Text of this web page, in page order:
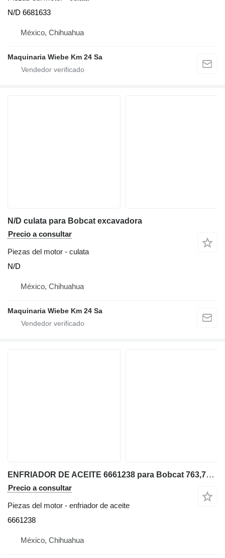
N/D 6681633
México, Chihuahua
Maquinaria Wiebe Km 24 Sa
N/D culata para Bobcat excavadora
Precio a consultar
Piezas del motor - culata
N/D
México, Chihuahua
Maquinaria Wiebe Km 24 Sa
ENFRIADOR DE ACEITE 6661238 para Bobcat 763,753 minicargadora
Precio a consultar
Piezas del motor - enfriador de aceite
6661238
México, Chihuahua